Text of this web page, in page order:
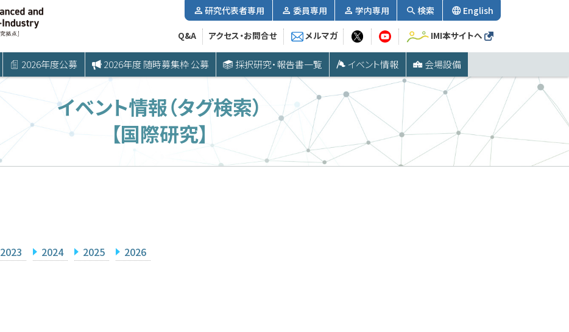
2026年度公募 2026年度 随時募集枠 公募 採択研究・報告書一覧 イベント情報 会場設備
研究代表者専用 委員専用 学内専用 検索 English
Q&A アクセス・お問合せ メルマガ IMI本サイトへ
イベント情報（タグ検索）
【国際研究】
2023 2024 2025 2026